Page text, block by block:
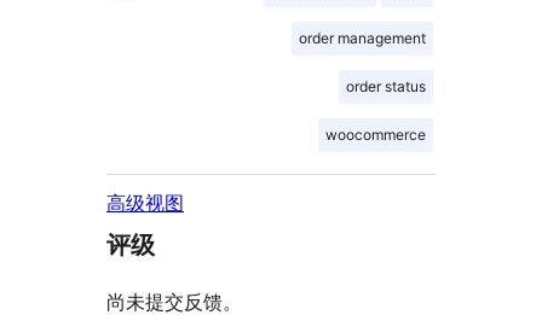
order management
order status
woocommerce
高级视图
评级
尚未提交反馈。